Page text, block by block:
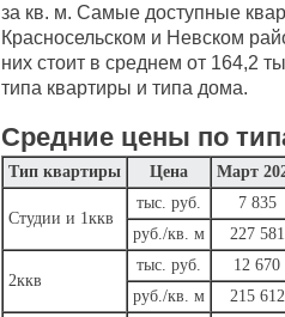
за кв. м. Самые доступные
Красносельском и Невском
них стоит в среднем от 164,2
типа квартиры и типа дома.
Средние цены по
Тип квартиры Цена Март
Студии и 1ккв
тыс. руб.
7 835
руб./кв. м
227 581
2ккв
тыс. руб.
12 670
руб./кв. м
215 612